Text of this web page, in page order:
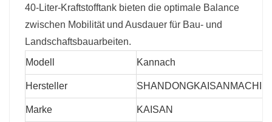
des Auslegers von 72°/44° verbessert die
Zugänglichkeit auch auf engstem Raum.
BedienerkomfortDer geringe Wenderadius
von 2.265 mm und die
Schwenkgeschwindigkeit von 9,5 U/min
maximieren die Wendigkeit. Der 40-Liter-
Kraftstofftank verlängert die Laufzeit und
40-Liter-Kraftstofftank bieten die optimale Balance
zwischen Mobilität und Ausdauer für Bau- und
Landschaftsbauarbeiten.
Modell
Kannach
Hersteller
Marke KAISAN